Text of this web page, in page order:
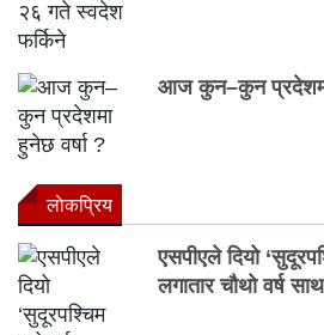
आज कुन–कुन प्रदेशमा
लाेकप्रिय
एसपीएले दियो
लगातार चौथो वर्ष